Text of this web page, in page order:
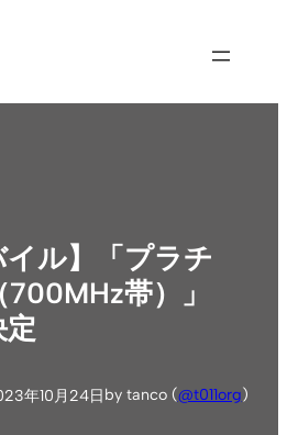
イル】「プラチ
帯）」
年10月24日by tanco (@t011org)